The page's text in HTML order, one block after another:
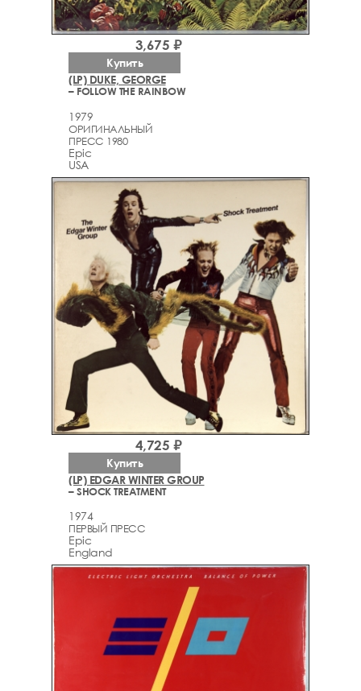
(LP) DUKE, GEORGE
– FOLLOW THE RAINBOW
1979
ОРИГИНАЛЬНЫЙ
ПРЕСС 1980
Epic
USA
3,675 ₽
Купить
(LP) EDGAR WINTER GROUP
– SHOCK TREATMENT
1974
ПЕРВЫЙ ПРЕСС
Epic
England
4,725 ₽
Купить